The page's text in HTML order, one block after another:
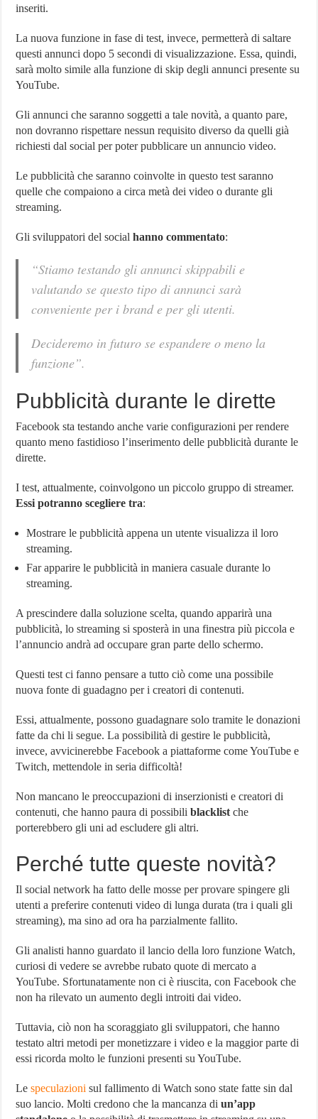
inseriti.
La nuova funzione in fase di test, invece, permetterà di saltare
questi annunci dopo 5 secondi di visualizzazione. Essa, quindi,
sarà molto simile alla funzione di skip degli annunci presente su
YouTube.
Gli annunci che saranno soggetti a tale novità, a quanto pare,
non dovranno rispettare nessun requisito diverso da quelli già
richiesti dal social per poter pubblicare un annuncio video.
Le pubblicità che saranno coinvolte in questo test saranno
quelle che compaiono a circa metà dei video o durante gli
streaming.
Gli sviluppatori del socialhanno commentato:
“Stiamo testando gli annunci skippabili e
valutando se questo tipo di annunci sarà
conveniente per i brand e per gli utenti.
Decideremo in futuro se espandere o meno la
funzione”.
Pubblicità durante le dirette
Facebook sta testando anche varie configurazioni per rendere
quanto meno fastidioso l’inserimento delle pubblicità durante le
dirette.
I test, attualmente, coinvolgono un piccolo gruppo di streamer.
Essi potranno scegliere tra:
Mostrare le pubblicità appena un utente visualizza il loro
streaming.
Far apparire le pubblicità in maniera casuale durante lo
streaming.
A prescindere dalla soluzione scelta, quando apparirà una
pubblicità, lo streaming si sposterà in una finestra più piccola e
l’annuncio andrà ad occupare gran parte dello schermo.
Questi test ci fanno pensare a tutto ciò come una possibile
nuova fonte di guadagno per i creatori di contenuti.
Essi, attualmente, possono guadagnare solo tramite le donazioni
fatte da chi li segue. La possibilità di gestire le pubblicità,
invece, avvicinerebbe Facebook a piattaforme come YouTube e
Twitch, mettendole in seria difficoltà!
Non mancano le preoccupazioni di inserzionisti e creatori di
contenuti, che hanno paura di possibiliblacklist che
porterebbero gli uni ad escludere gli altri.
Perché tutte queste novità?
Il social network ha fatto delle mosse per provare spingere gli
utenti a preferire contenuti video di lunga durata (tra i quali gli
streaming), ma sino ad ora ha parzialmente fallito.
Gli analisti hanno guardato il lancio della loro funzione Watch,
curiosi di vedere se avrebbe rubato quote di mercato a
YouTube. Sfortunatamente non ci è riuscita, con Facebook che
non ha rilevato un aumento degli introiti dai video.
Tuttavia, ciò non ha scoraggiato gli sviluppatori, che hanno
testato altri metodi per monetizzare i video e la maggior parte di
essi ricorda molto le funzioni presenti su YouTube.
Lespeculazioni sul fallimento di Watch sono state fatte sin dal
suo lancio. Molti credono che la mancanza diun’app